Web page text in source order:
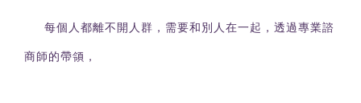
每個人都離不開人群，需要和別人在一起，透過專業諮
商師的帶領，